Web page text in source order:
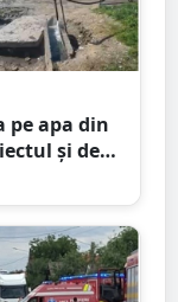
pe apa din
și de